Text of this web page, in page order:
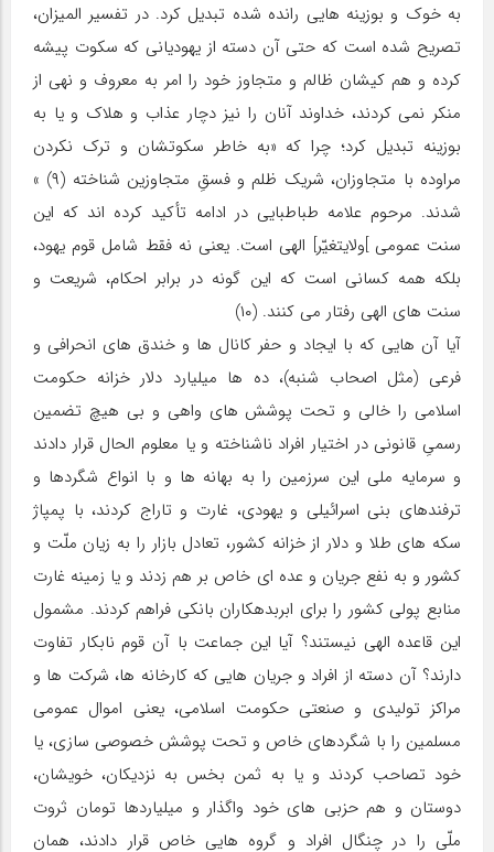
به خوک و بوزینه هایی رانده شده تبدیل کرد. در تفسیر المیزان،
تصریح شده است که حتی آن دسته از یهودیانی که سکوت پیشه
کرده و هم کیشان ظالم و متجاوز خود را امر به معروف و نهی از
منکر نمی کردند، خداوند آنان را نیز دچار عذاب و هلاک و یا به
بوزینه تبدیل کرد؛ چرا که «به خاطر سکوتشان و ترک نکردن
مراوده با متجاوزان، شریک ظلم و فسقِ متجاوزین شناخته (۹) »
شدند. مرحوم علامه طباطبایی در ادامه تأکید کرده اند که این
سنت عمومی ]ولایتغیّر] الهی است. یعنی نه فقط شامل قوم یهود،
بلکه همه کسانی است که این گونه در برابر احکام، شریعت و
سنت های الهی رفتار می کنند. (۱۰)
آیا آن هایی که با ایجاد و حفر کانال ها و خندق های انحرافی و
فرعی (مثل اصحاب شنبه)، ده ها میلیارد دلار خزانه حکومت
اسلامی را خالی و تحت پوشش های واهی و بی هیچ تضمین
رسمیِ قانونی در اختیار افراد ناشناخته و یا معلوم الحال قرار دادند
و سرمایه ملی این سرزمین را به بهانه ها و با انواع شگردها و
ترفندهای بنی اسرائیلی و یهودی، غارت و تاراج کردند، با پمپاژ
سکه های طلا و دلار از خزانه کشور، تعادل بازار را به زیان ملّت و
کشور و به نفع جریان و عده ای خاص بر هم زدند و یا زمینه غارت
منابع پولی کشور را برای ابربدهکاران بانکی فراهم کردند. مشمول
این قاعده الهی نیستند؟ آیا این جماعت با آن قوم نابکار تفاوت
دارند؟ آن دسته از افراد و جریان هایی که کارخانه ها، شرکت ها و
مراکز تولیدی و صنعتی حکومت اسلامی، یعنی اموال عمومی
مسلمین را با شگردهای خاص و تحت پوشش خصوصی سازی، یا
خود تصاحب کردند و یا به ثمن بخس به نزدیکان، خویشان،
دوستان و هم حزبی های خود واگذار و میلیاردها تومان ثروت
ملّی را در چنگال افراد و گروه هایی خاص قرار دادند، همان